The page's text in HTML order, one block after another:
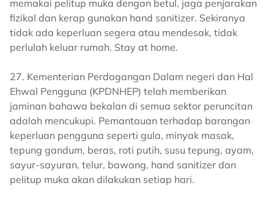
memakai pelitup muka dengan betul, jaga penjarakan
fizikal dan kerap gunakan hand sanitizer. Sekiranya
tidak ada keperluan segera atau mendesak, tidak
perlulah keluar rumah. Stay at home.
27. Kementerian Perdagangan Dalam negeri dan Hal
Ehwal Pengguna (KPDNHEP) telah memberikan
jaminan bahawa bekalan di semua sektor peruncitan
adalah mencukupi. Pemantauan terhadap barangan
keperluan pengguna seperti gula, minyak masak,
tepung gandum, beras, roti putih, susu tepung, ayam,
sayur-sayuran, telur, bawang, hand sanitizer dan
pelitup muka akan dilakukan setiap hari.